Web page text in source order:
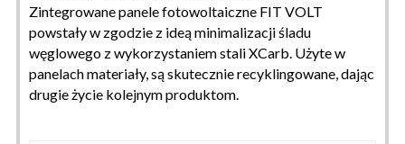
Zintegrowane panele fotowoltaiczne FIT VOLT
powstały w zgodzie z ideą minimalizacji śladu
węglowego z wykorzystaniem stali XCarb. Użyte w
panelach materiały, są skutecznie recyklingowane, dając
drugie życie kolejnym produktom.